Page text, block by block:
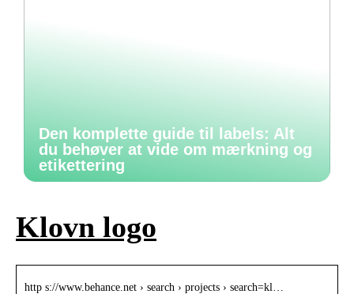
Den komplette guide til labels: Alt
du behøver at vide om mærkning og
etikettering
Klovn logo
http s://www.behance.net › search › projects › search=kl…